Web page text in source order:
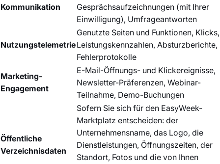
Kommunikation
Gesprächsaufzeichnungen (mit Ihrer
Einwilligung), Umfrageantworten
Nutzungstelemetrie
Genutzte Seiten und Funktionen, Klicks,
Leistungskennzahlen, Absturzberichte,
Fehlerprotokolle
Marketing-
Engagement
E-Mail-Öffnungs- und Klickereignisse,
Newsletter-Präferenzen, Webinar-
Teilnahme, Demo-Buchungen
Öffentliche
Verzeichnisdaten
Sofern Sie sich für den EasyWeek-
Marktplatz entscheiden: der
Unternehmensname, das Logo, die
Dienstleistungen, Öffnungszeiten, der
Standort, Fotos und die von Ihnen